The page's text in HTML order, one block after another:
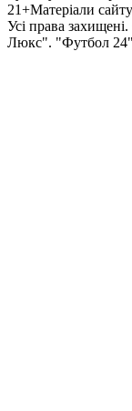
21+Матеріали
Усi права
Люкс". "Футбол